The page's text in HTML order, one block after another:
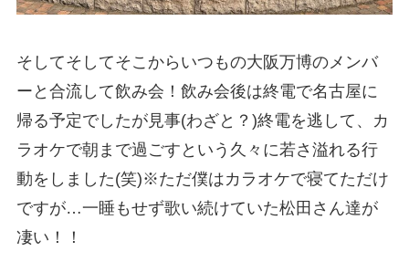
そしてそしてそこからいつもの大阪万博のメンバ
ーと合流して飲み会！飲み会後は終電で名古屋に
帰る予定でしたが見事(わざと？)終電を逃して、カ
ラオケで朝まで過ごすという久々に若さ溢れる行
動をしました(笑)※ただ僕はカラオケで寝てただけ
ですが…一睡もせず歌い続けていた松田さん達が
凄い！！